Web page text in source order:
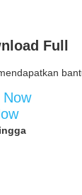
Full
Now